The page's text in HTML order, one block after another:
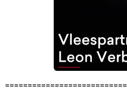
===========================